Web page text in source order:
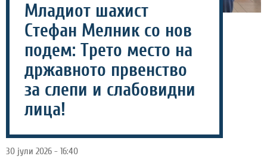
Младиот шахист
Стефан Мелник со нов
подем: Трето место на
државното првенство
за слепи и слабовидни
лица!
30 јули 2026 - 16:40